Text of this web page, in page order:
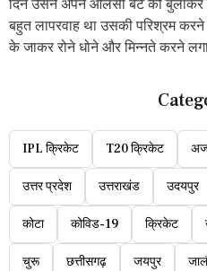
दिन उसने अपने आलसी बेटे को बुलाकर
बहुत लापरवाह था उसकी परिश्रम
के जाकर रोने धोने और मिन्नते करने
IPL क्रिकेट T20 क्रिकेट
उत्तर प्रदेश उत्तराखंड उदयपुर
कोटा कोविड-19 क्रिकेट
चुरू छत्तीसगढ़ जयपुर